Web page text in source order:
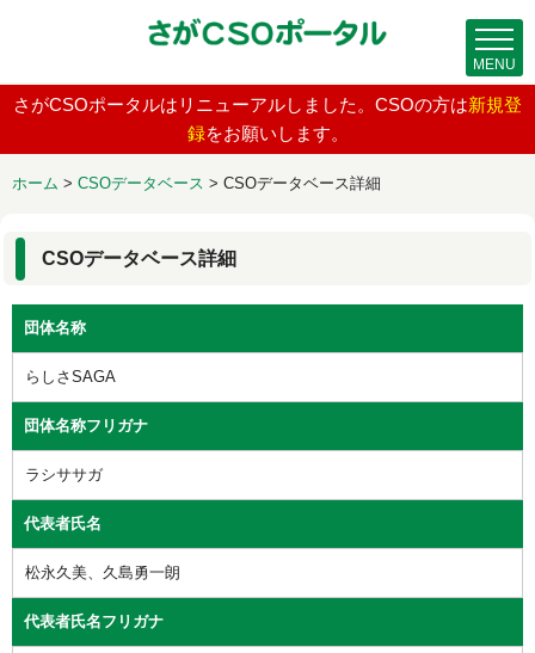
さがCSOポータルはリニューアルしました。CSOの方は新規登
録をお願いします。
ホーム > CSOデータベース > CSOデータベース詳細
CSOデータベース詳細
団体名称
らしさSAGA
団体名称フリガナ
ラシササガ
代表者氏名
松永久美、久島勇一朗
代表者氏名フリガナ
MENU